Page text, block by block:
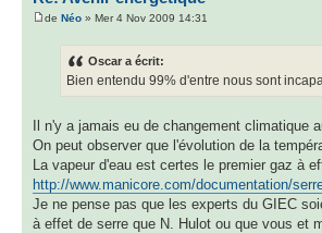
de Néo » Mer 4 Nov 2009 14:31
Oscar a écrit:
Bien entendu 99% d'entre nous sont
Il n'y a jamais eu de changement climatique
On peut observer que l'évolution de la
La vapeur d'eau est certes le premier gaz à
http://www.manicore.com/documentation/
Je ne pense pas que les experts du GIEC
à effet de serre que N. Hulot ou que vous et